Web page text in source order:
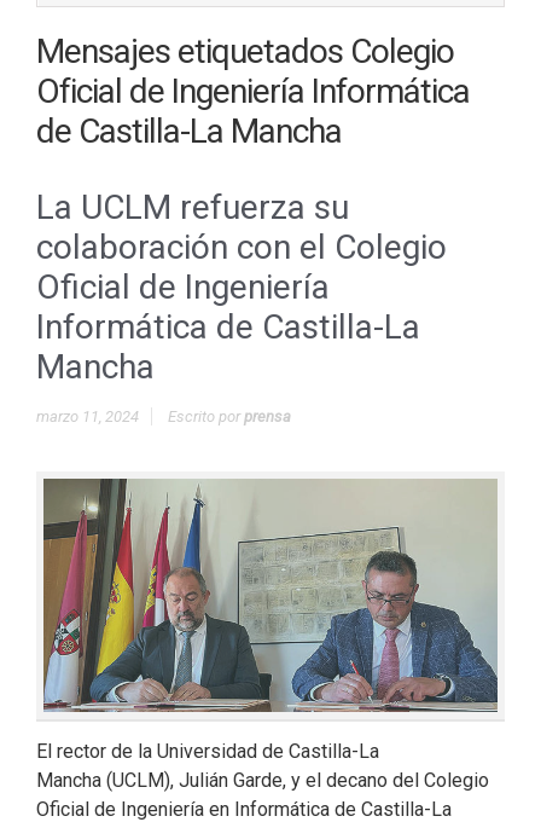
Mensajes etiquetados Colegio
Oficial de Ingeniería Informática
de Castilla-La Mancha
La UCLM refuerza su
colaboración con el Colegio
Oficial de Ingeniería
Informática de Castilla-La
Mancha
marzo 11, 2024 Escrito porprensa
El rector de la Universidad de Castilla-La
Mancha (UCLM), Julián Garde, y el decano del Colegio
Oficial de Ingeniería en Informática de Castilla-La